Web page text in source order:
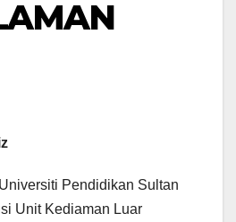
Pendidikan Sultan
Unit Kediaman Luar